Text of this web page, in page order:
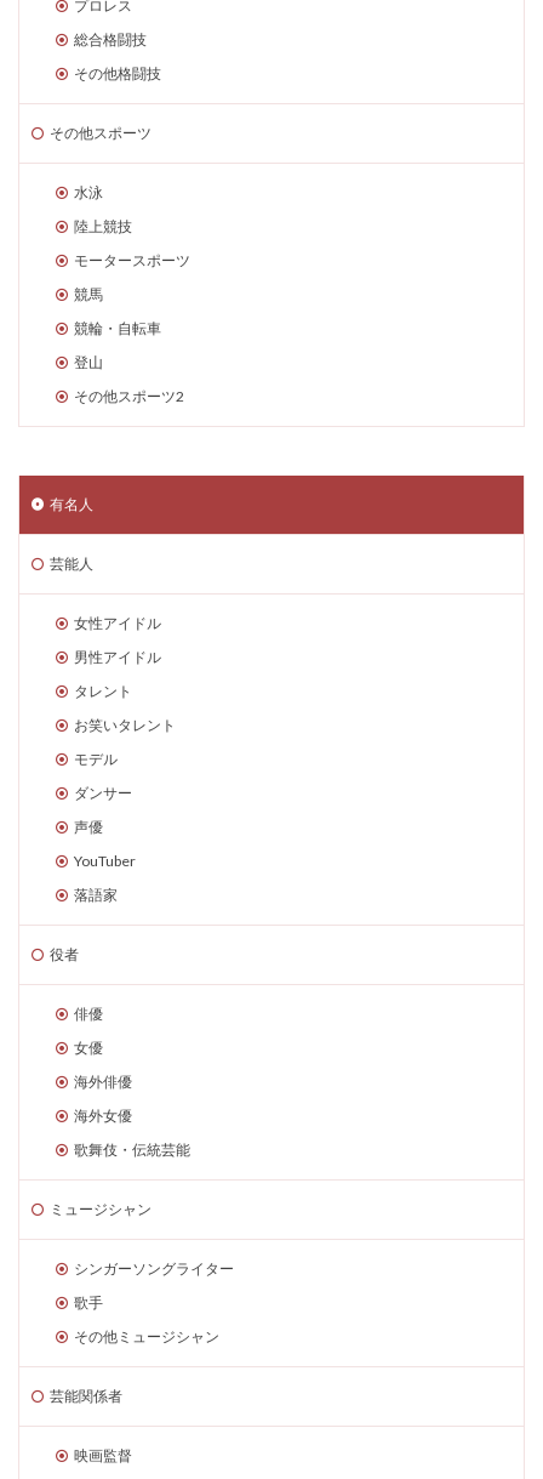
プロレス
総合格闘技
その他格闘技
その他スポーツ
水泳
陸上競技
モータースポーツ
競馬
競輪・自転車
登山
その他スポーツ2
有名人
芸能人
女性アイドル
男性アイドル
タレント
お笑いタレント
モデル
ダンサー
声優
YouTuber
落語家
役者
俳優
女優
海外俳優
海外女優
歌舞伎・伝統芸能
ミュージシャン
シンガーソングライター
歌手
その他ミュージシャン
芸能関係者
映画監督